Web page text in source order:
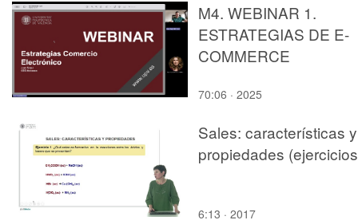
M4. WEBINAR 1.
ESTRATEGIAS DE E-
COMMERCE
70:06 · 2025
Sales: características y
propiedades
6:13 · 2017